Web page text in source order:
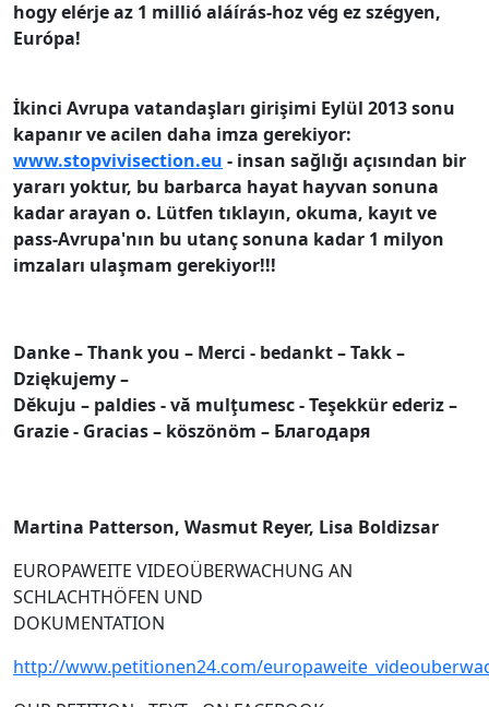
hogy elérje az 1 millió aláírás-hoz vég ez szégyen,
Európa!
İkinci Avrupa vatandaşları girişimi Eylül 2013sonu
kapanır ve acilen daha imza gerekiyor:
www.stopvivisection.eu - insan sağlığı açısından bir
yararı yoktur, bu barbarca hayat hayvan sonuna
kadar arayan o. Lütfen tıklayın, okuma, kayıt ve
pass-Avrupa'nın bu utanç sonuna kadar 1 milyon
imzaları ulaşmam gerekiyor!!!
Danke – Thank you – Merci - bedankt – Takk –
Dziękujemy –
Děkuju – paldies -vă mulţumesc -Teşekkür ederiz–
Grazie - Gracias – köszönöm – Благодаря
Martina Patterson, Wasmut Reyer, Lisa Boldizsar
EUROPAWEITE VIDEOÜBERWACHUNG AN
SCHLACHTHÖFEN UND
DOKUMENTATION
http://www.petitionen24.com/